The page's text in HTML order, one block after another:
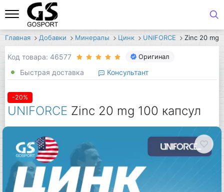
Главная Добавки Минералы Цинк UNIFORCE Zinc 20 mg
Код товара: 46577 Оригинал
Быстрая доставка Консультант
-20%
UNIFORCE Zinc 20 mg 100 капсул